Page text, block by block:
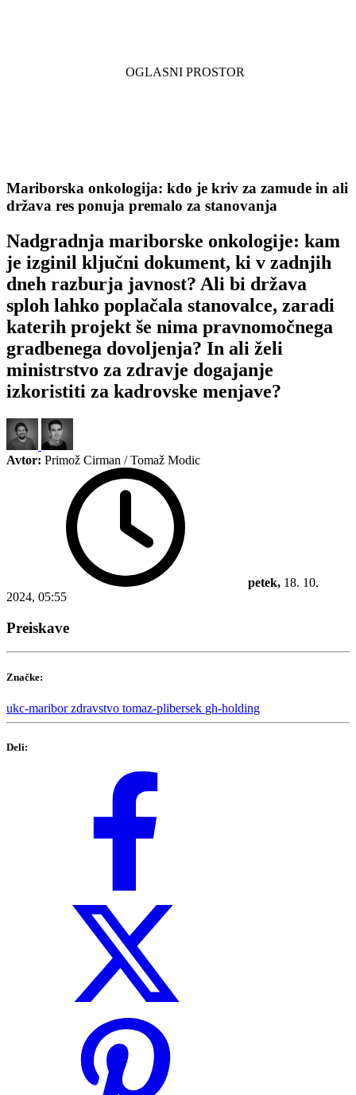
Mariborska onkologija: kdo je kriv za zamude in ali
država res ponuja premalo za stanovanja
Nadgradnja mariborske onkologije: kam
je izginil ključni dokument, ki v zadnjih
dneh razburja javnost? Ali bi država
sploh lahko poplačala stanovalce, zaradi
katerih projekt še nima pravnomočnega
gradbenega dovoljenja? In ali želi
ministrstvo za zdravje dogajanje
izkoristiti za kadrovske menjave?
Avtor: Primož Cirman / Tomaž Modic
petek, 18. 10.
2024, 05:55
Preiskave
Značke:
ukc-mariborzdravstvo tomaz-plibersek gh-holding
Deli: